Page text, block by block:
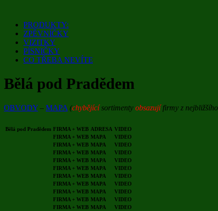
obsahu
webu
PRODUKTY:
ZPĚVNÍČKY
VIZITKY
PÍSNIČKY
CO TŘEBA NEVÍTE
Bělá pod Pradědem
OBVODY – MAPA (chybějícísortimenty obsazujífirmy z
Bělá pod Pradědem FIRMA + WEB ADRESA VIDEO
FIRMA + WEB MAPA
VIDEO
FIRMA + WEB MAPA
VIDEO
FIRMA + WEB MAPA
VIDEO
FIRMA + WEB MAPA
VIDEO
FIRMA + WEB MAPA
VIDEO
FIRMA + WEB MAPA
VIDEO
FIRMA + WEB MAPA
VIDEO
FIRMA + WEB MAPA
VIDEO
FIRMA + WEB MAPA
VIDEO
FIRMA + WEB MAPA
VIDEO